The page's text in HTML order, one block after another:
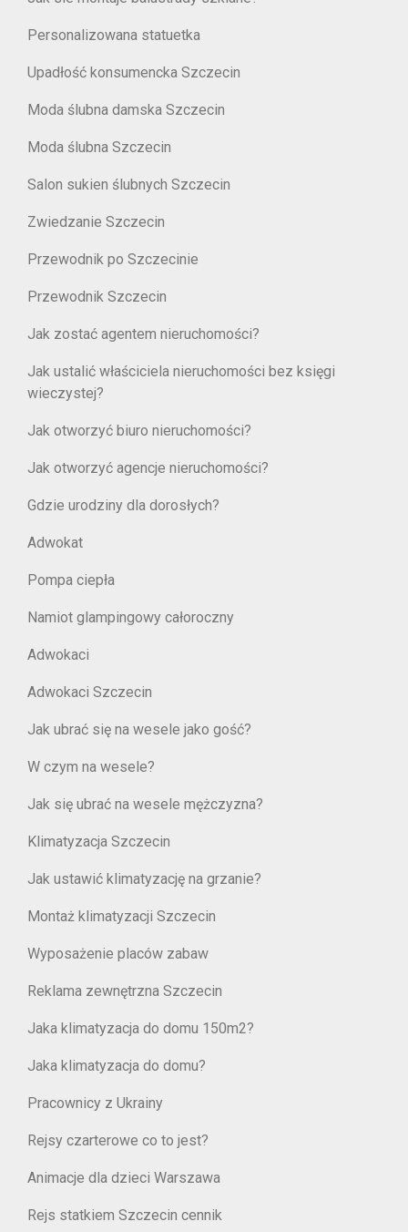
Personalizowana statuetka
Upadłość konsumencka Szczecin
Moda ślubna damska Szczecin
Moda ślubna Szczecin
Salon sukien ślubnych Szczecin
Zwiedzanie Szczecin
Przewodnik po Szczecinie
Przewodnik Szczecin
Jak zostać agentem nieruchomości?
Jak ustalić właściciela nieruchomości bez księgi
wieczystej?
Jak otworzyć biuro nieruchomości?
Jak otworzyć agencje nieruchomości?
Gdzie urodziny dla dorosłych?
Adwokat
Pompa ciepła
Namiot glampingowy całoroczny
Adwokaci
Adwokaci Szczecin
Jak ubrać się na wesele jako gość?
W czym na wesele?
Jak się ubrać na wesele mężczyzna?
Klimatyzacja Szczecin
Jak ustawić klimatyzację na grzanie?
Montaż klimatyzacji Szczecin
Wyposażenie placów zabaw
Reklama zewnętrzna Szczecin
Jaka klimatyzacja do domu 150m2?
Jaka klimatyzacja do domu?
Pracownicy z Ukrainy
Rejsy czarterowe co to jest?
Animacje dla dzieci Warszawa
Rejs statkiem Szczecin cennik